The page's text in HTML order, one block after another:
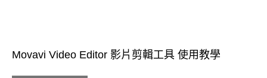
Movavi Video Editor 影片剪輯工具 使用教學